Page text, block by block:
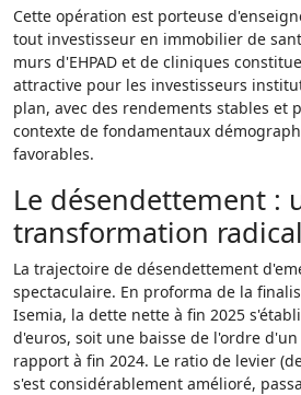
Cette opération est porteuse
tout investisseur en immobilier de
murs d'EHPAD et de cliniques
attractive pour les investisseurs
plan, avec des rendements stables et
contexte de fondamentaux
favorables.
Le désendettement :
transformation
La trajectoire de désendettement
spectaculaire. En proforma de la
Isemia, la dette nette à fin 2025
d'euros, soit une baisse de l'ordre
rapport à fin 2024. Le ratio de levier
s'est considérablement amélioré,